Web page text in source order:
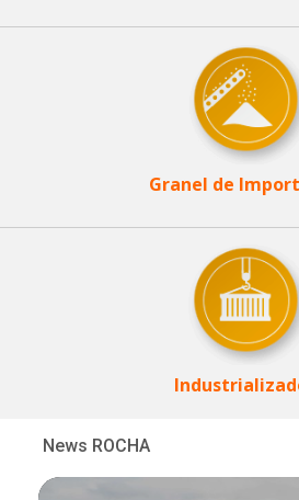
Granel de
News ROCHA